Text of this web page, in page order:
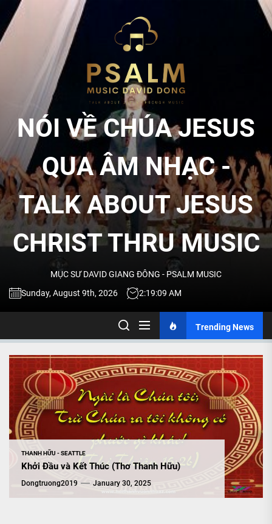
Skip
the
QUA
ÂM
NHẠC
TALK
THRU
NÓI VỀ CHÚA JESUS
QUA ÂM NHẠC -
TALK ABOUT JESUS
CHRIST THRU MUSIC
MỤC SƯ DAVID GIANG ĐÔNG - PSALM MUSIC
Sunday, August 9th, 2026
2:19:10 AM
Trending News
THANH HỮU - SEATTLE
Khởi Đầu và Kết Thúc (Thơ Thanh Hữu)
Dongtruong2019 January 30, 2025